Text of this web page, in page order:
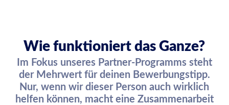
Wie funktioniert das Ganze?
Im Fokus unseres Partner-Programms steht
der Mehrwert für deinen Bewerbungstipp.
Nur, wenn wir dieser Person auch wirklich
helfen können, macht eine Zusammenarbeit